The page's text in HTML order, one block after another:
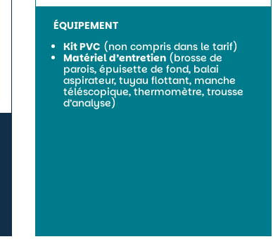
ÉQUIPEMENT
Kit PVC (non compris dans le tarif)
Matériel d’entretien(brosse de
parois, épuisette de fond, balai
aspirateur, tuyau flottant, manche
téléscopique, thermomètre, trousse
d’analyse)